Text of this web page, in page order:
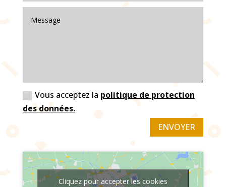
Vous acceptez la politique de protection
des données.
ENVOYER
Cliquez pour accepter les cookies